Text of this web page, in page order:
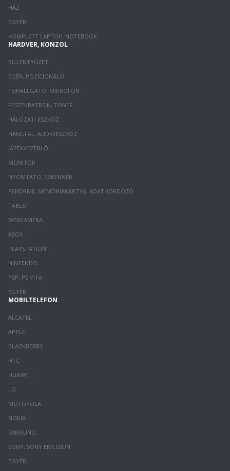
HÁZ
EGYÉB
KOMPLETT LAPTOP, NOTEBOOK
HARDVER, KONZOL
BILLENTYŰZET
EGÉR, POZÍCIONÁLÓ
FEJHALLGATÓ, MIKROFON
FESTÉKPATRON, TONER
HÁLÓZATI ESZKÖZ
HANGFAL, AUDIOESZKÖZ
JÁTÉKVEZÉRLŐ
MONITOR
NYOMTATÓ, SZKENNER
PENDRIVE, MEMÓRIAKÁRTYA, ADATHORDOZÓ
TABLET
WEBKAMERA
XBOX
PLAYSTATION
NINTENDO
PSP, PS VITA
EGYÉB
MOBILTELEFON
ALCATEL
APPLE
BLACKBERRY
HTC
HUAWEI
LG
MOTOROLA
NOKIA
SAMSUNG
SONY, SONY ERICSSON
EGYÉB